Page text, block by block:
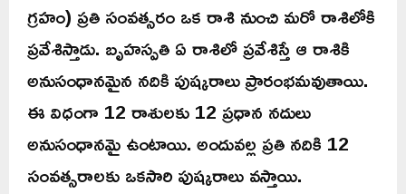
గ్రహం) ప్రతి సంవత్సరం ఒక రాశి నుంచి మరో రాశిలోకి
ప్రవేశిస్తాడు. బృహస్పతి ఏ రాశిలో ప్రవేశిస్తే ఆ రాశికి
అనుసంధానమైన నదికి పుష్కరాలు ప్రారంభమవుతాయి.
ఈ విధంగా 12 రాశులకు 12 ప్రధాన నదులు
అనుసంధానమై ఉంటాయి. అందువల్ల ప్రతి నదికి 12
సంవత్సరాలకు ఒకసారి పుష్కరాలు వస్తాయి.